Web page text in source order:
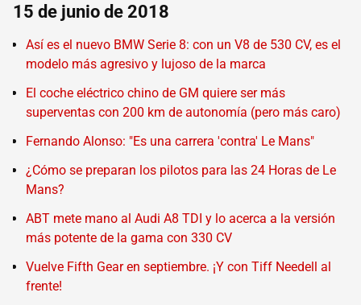
15 de junio de 2018
Así es el nuevo BMW Serie 8: con un V8 de 530 CV, es el
modelo más agresivo y lujoso de la marca
El coche eléctrico chino de GM quiere ser más
superventas con 200 km de autonomía (pero más caro)
Fernando Alonso: "Es una carrera 'contra' Le Mans"
¿Cómo se preparan los pilotos para las 24 Horas de Le
Mans?
ABT mete mano al Audi A8 TDI y lo acerca a la versión
más potente de la gama con 330 CV
Vuelve Fifth Gear en septiembre. ¡Y con Tiff Needell al
frente!